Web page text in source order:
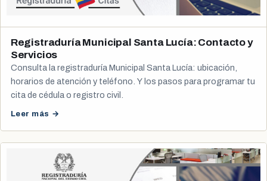
Registraduría Municipal Santa Lucía: Contacto y
Servicios
Consulta la registraduría Municipal Santa Lucía: ubicación,
horarios de atención y teléfono. Y los pasos para programar tu
cita de cédula o registro civil.
Leer más →